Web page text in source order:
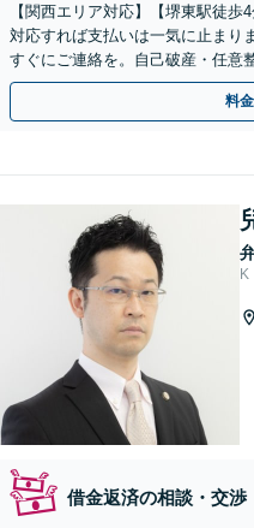
【関西エリア対応】【堺東駅徒
対応すれば支払いは一気に止まり
すぐにご連絡を。自己破産・任意
応可能。【夜間・休日対応可能】
料
K
借金返済の相談・交渉